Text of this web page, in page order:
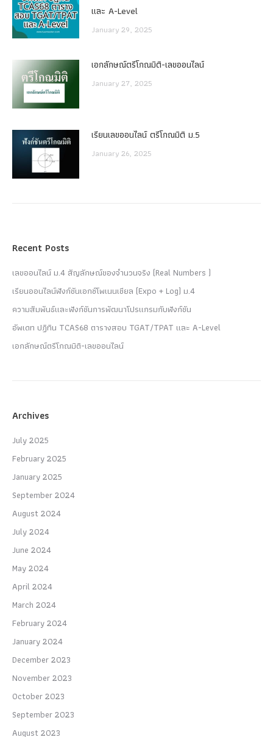
และ A-Level
January 29, 2025
เอกลักษณ์ตรีโกณมิติ-เลขออนไลน์
January 27, 2025
เรียนเลขออนไลน์ ตรีโกณมิติ ม.5
January 26, 2025
Recent Posts
เลขออนไลน์ ม.4 สัญลักษณ์ของจำนวนจริง (Real Numbers )
เรียนออนไลน์ฟังก์ชันเอกซ์โพเนนเชียล (Expo + Log) ม.4
ความสัมพันธ์และฟังก์ชันการพัฒนาโปรแกรมกับฟังก์ชัน
อัพเดท ปฏิทิน TCAS68 ตารางสอบ TGAT/TPAT และ A-Level
เอกลักษณ์ตรีโกณมิติ-เลขออนไลน์
Archives
July 2025
February 2025
January 2025
September 2024
August 2024
July 2024
June 2024
May 2024
April 2024
March 2024
February 2024
January 2024
December 2023
November 2023
October 2023
September 2023
August 2023